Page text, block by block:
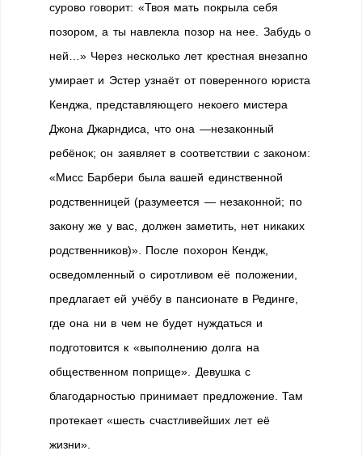
сурово говорит: «Твоя мать покрыла себя
позором, а ты навлекла позор на нее. Забудь о
ней…» Через несколько лет крестная внезапно
умирает и Эстер узнаёт от поверенного юриста
Кенджа, представляющего некоего мистера
Джона Джарндиса, что она —незаконный
ребёнок; он заявляет в соответствии с законом:
«Мисс Барбери была вашей единственной
родственницей (разумеется — незаконной; по
закону же у вас, должен заметить, нет никаких
родственников)». После похорон Кендж,
осведомленный о сиротливом её положении,
предлагает ей учёбу в пансионате в Рединге,
где она ни в чем не будет нуждаться и
подготовится к «выполнению долга на
общественном поприще». Девушка с
благодарностью принимает предложение. Там
протекает «шесть счастливейших лет её
жизни».